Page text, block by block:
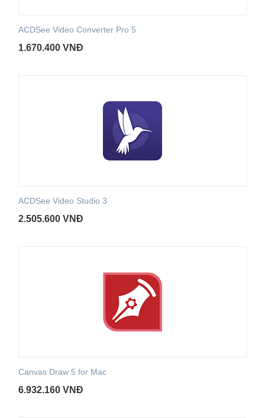
ACDSee Video Converter Pro 5
1.670.400 VNĐ
ACDSee Video Studio 3
2.505.600 VNĐ
Canvas Draw 5 for Mac
6.932.160 VNĐ